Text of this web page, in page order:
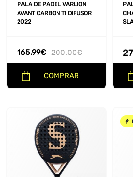
PALA DE PADEL VARLION
AVANT CARBON TI DIFUSOR
2022
200.00€
165.99€
COMPRAR